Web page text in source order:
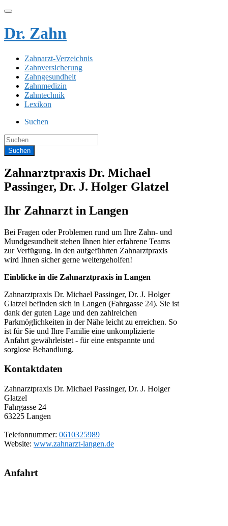
Dr. Zahn
Zahnarzt-Verzeichnis
Zahnversicherung
Zahngesundheit
Zahnmedizin
Zahntechnik
Lexikon
Suchen
Zahnarztpraxis Dr. Michael
Passinger, Dr. J. Holger Glatzel
Ihr Zahnarzt in Langen
Bei Fragen oder Problemen rund um Ihre Zahn- und
Mundgesundheit stehen Ihnen hier erfahrene Teams
zur Verfügung. In den aufgeführten Zahnarztpraxis
wird Ihnen sicher gerne weitergeholfen!
Einblicke in die Zahnarztpraxis in Langen
Zahnarztpraxis Dr. Michael Passinger, Dr. J. Holger
Glatzel befinden sich in Langen (Fahrgasse 24). Sie ist
dank der guten Lage und den zahlreichen
Parkmöglichkeiten in der Nähe leicht zu erreichen. So
ist für Sie und Ihre Familie eine unkomplizierte
Anfahrt gewährleistet - für eine entspannte und
sorglose Behandlung.
Kontaktdaten
Zahnarztpraxis Dr. Michael Passinger, Dr. J. Holger
Glatzel
Fahrgasse 24
63225 Langen
Telefonnummer: 0610325989
Website: www.zahnarzt-langen.de
Anfahrt